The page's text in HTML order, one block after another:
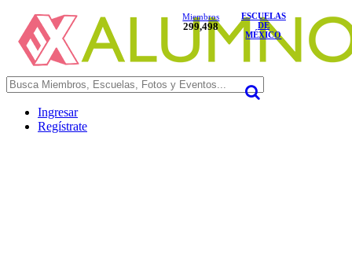
Miembros
299,498
ESCUELAS
DE
MÉXICO
Ingresar
Regístrate